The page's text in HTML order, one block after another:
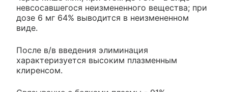
невсосавшегося неизмененного вещества; при
дозе 6 мг 64% выводится в неизмененном
виде.
После в/в введения элиминация
характеризуется высоким плазменным
клиренсом.